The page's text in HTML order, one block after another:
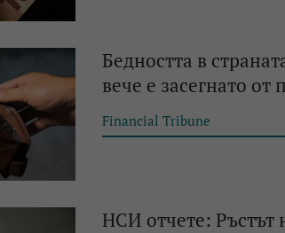
Бедността в
вече е засегнато от
Financial Tribune
НСИ отчете: Ръстът